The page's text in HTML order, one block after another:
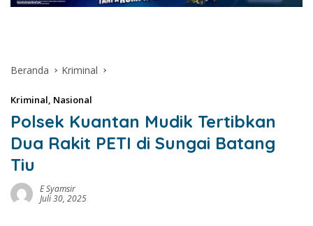
Beranda Kriminal
Kriminal, Nasional
Polsek Kuantan Mudik Tertibkan
Dua Rakit PETI di Sungai Batang
Tiu
E Syamsir
Juli 30, 2025